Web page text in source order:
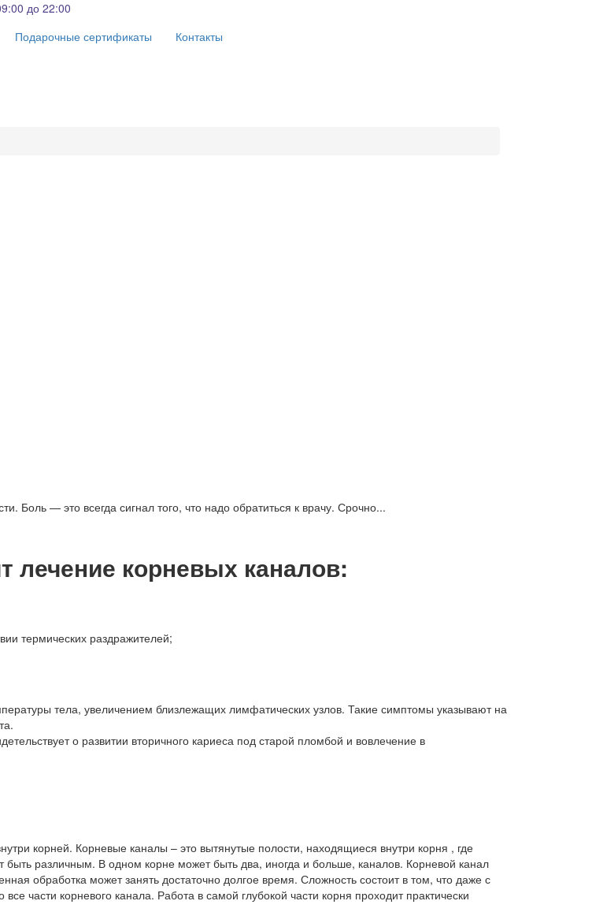
до 22:00
Подарочные сертификаты Контакты
Боль — это всегда сигнал того, что надо обратиться к врачу. Срочно...
лечение корневых каналов:
термических раздражителей;
тела, увеличением близлежащих лимфатических узлов. Такие симптомы указывают на
о развитии вторичного кариеса под старой пломбой и вовлечение в
корней. Корневые каналы – это вытянутые полости, находящиеся внутри корня , где
различным. В одном корне может быть два, иногда и больше, каналов. Корневой канал
обработка может занять достаточно долгое время. Сложность состоит в том, что даже с
части корневого канала. Работа в самой глубокой части корня проходит практически